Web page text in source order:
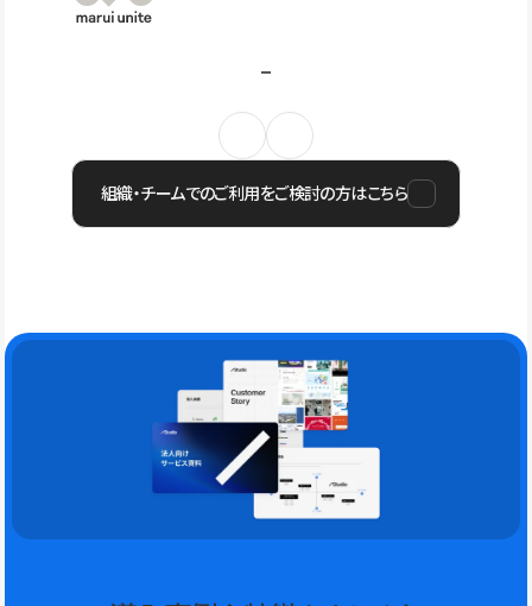
組織・チームでのご利用をご検討の方はこちら